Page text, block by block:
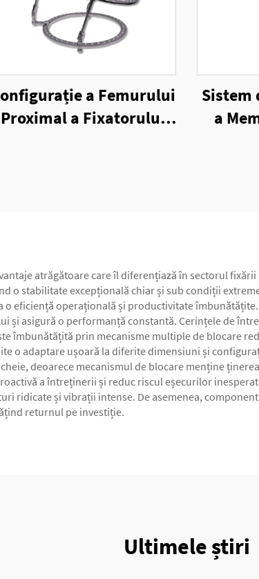
a Femurului
Proximal a Fixatorului
Sistem
a
atrăgătoare care îl diferențiază în sectorul
o stabilitate excepțională chiar și sub condiții
o eficiență operațională și productivitate
și asigură o performanță constantă. Cerințele de
îmbunătățită prin mecanisme multiple de blocare
o adaptare ușoară la diferite dimensiuni și
deoarece mecanismul de blocare menține
a întreținerii și reduc riscul eșecurilor
ridicate și vibrații intense. De asemenea,
returnul pe investiție.
Ultimele știri